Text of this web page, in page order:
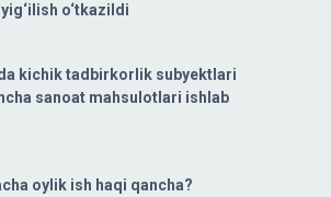
o‘tkazildi
kichik tadbirkorlik subyektlari
sanoat mahsulotlari ishlab
oylik ish haqi qancha?